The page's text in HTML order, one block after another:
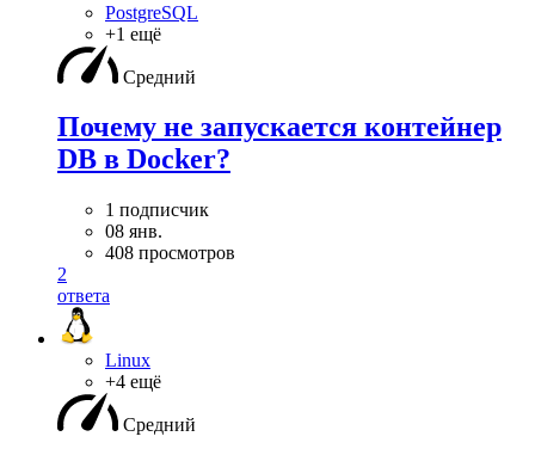
PostgreSQL
+1 ещё
Средний
Почему не запускается контейнер
DB в Docker?
1 подписчик
08 янв.
408 просмотров
2
ответа
Linux
+4 ещё
Средний